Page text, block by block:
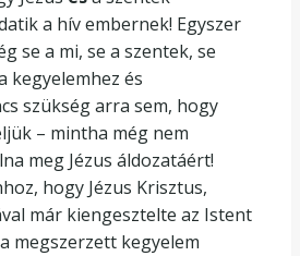
a hív embernek! Egyszer
se a mi, se a szentek, se
kegyelemhez és
szükség arra sem, hogy
– mintha még nem
meg Jézus áldozatáért!
hogy Jézus Krisztus,
már kiengesztelte az Istent
megszerzett kegyelem